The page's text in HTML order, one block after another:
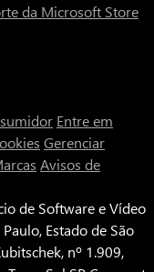
da Microsoft Store
Entre em
Gerenciar
Avisos de
de Software e Vídeo
Estado de São
nº 1.909,